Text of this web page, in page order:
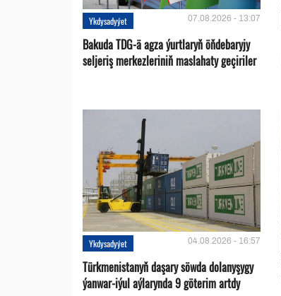
Ykdysadyýet 07.08.2026 - 13:07
Bakuda TDG-ä agza ýurtlaryň öňdebaryjy
seljeriş merkezleriniň maslahaty geçiriler
Ykdysadyýet 04.08.2026 - 16:57
Türkmenistanyň daşary söwda dolanyşygy
ýanwar-iýul aýlarynda 9 göterim artdy